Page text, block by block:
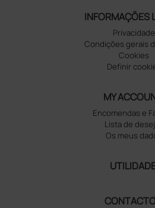
INFORMAÇÕES
Privacidade
Condições gerais
Cookies
Definir
MY
Encomendas e
Lista de
Os meus